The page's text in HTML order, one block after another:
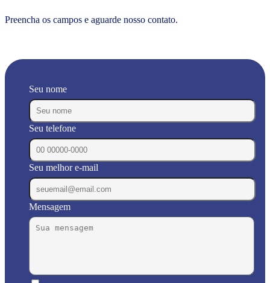
Preencha os campos e aguarde nosso contato.
Seu nome
Seu telefone
Seu melhor e-mail
Mensagem